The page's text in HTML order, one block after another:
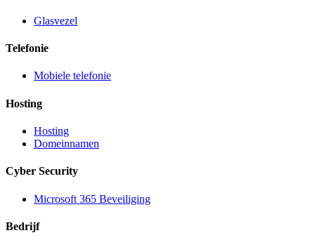
Glasvezel
Telefonie
Mobiele telefonie
Hosting
Hosting
Domeinnamen
Cyber Security
Microsoft 365 Beveiliging
Bedrijf